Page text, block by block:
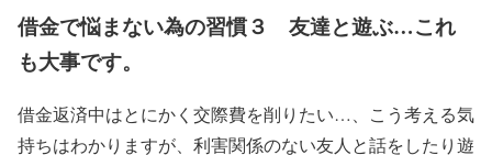
借金で悩まない為の習慣３ 友達と遊ぶ…これ
も大事です。
借金返済中はとにかく 交際費を削りたい…、こう考える気
持ちはわかりますが、利害関係のない友人と話をしたり遊